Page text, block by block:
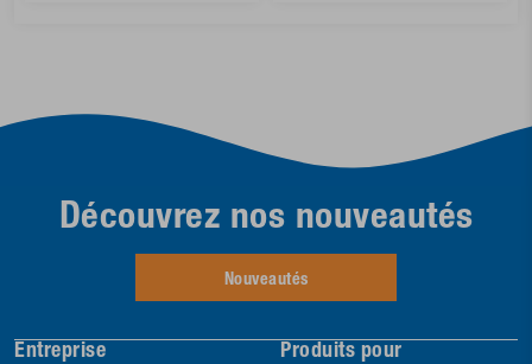
Entreprise Produits pour
Découvrez nos nouveautés
Nouveautés